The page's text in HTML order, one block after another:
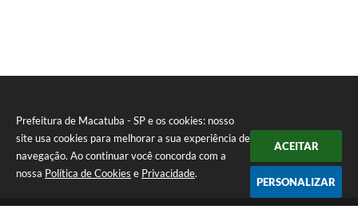
Prefeitura de Macatuba - SP e os cookies: nosso
site usa cookies para melhorar a sua experiência de
navegação. Ao continuar você concorda com a
nossa Política de Cookies e Privacidade.
ACEITAR
PERSONALIZAR